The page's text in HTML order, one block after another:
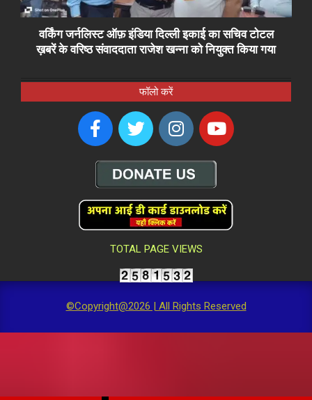
वर्किंग जर्नलिस्ट ऑफ़ इंडिया दिल्ली इकाई का सचिव टोटल
ख़बरें के वरिष्ठ संवाददाता राजेश खन्ना को नियुक्त किया गया
फॉलो करें
TOTAL PAGE VIEWS
©Copyright@2026 | All Rights Reserved